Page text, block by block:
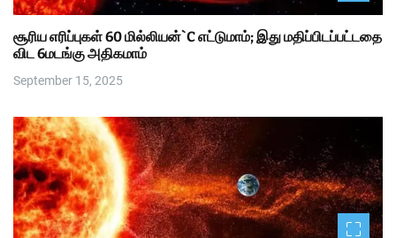
சூரிய எரிப்புகள் 60 மில்லியன்`C எட்டுமாம்; இது மதிப்பிடப்பட்டதை
விட 6மடங்கு அதிகமாம்
September 15, 2025